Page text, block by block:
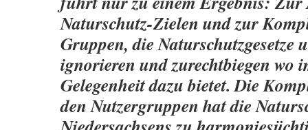
Naturschutz-Zielen und zur
Gruppen, die Naturschutzgesetze
ignorieren und zurechtbiegen wo
Gelegenheit dazu bietet. Die
den Nutzergruppen hat die